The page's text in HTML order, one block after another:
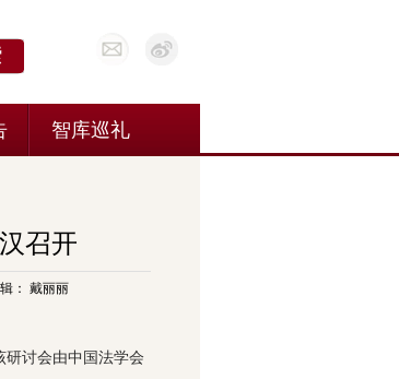
召开
： 戴丽丽
研讨会由中国法学会